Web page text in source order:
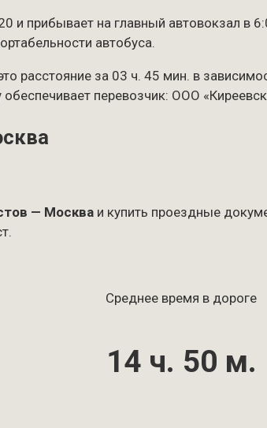
и прибывает на главный автовокзал в
автобуса.
расстояние за 03 ч. 45 мин. в
перевозчик: ООО
— Москва и купить проездные
Среднее время в дороге
14 ч. 50 м.